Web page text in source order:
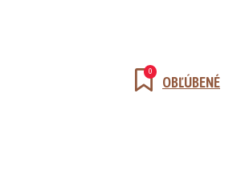
0
OBĽÚBENÉ